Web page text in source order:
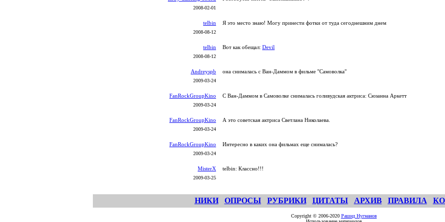
2008-02-01
telbin
2008-08-12
Я это место знаю! Могу принести фотки от туда сегоднешним днем
telbin
2008-08-12
Вот как обещал: Devil
Andreyspb
2009-03-24
она снималась с Ван-Даммом в фильме ''Самоволка''
FanRockGroupKino
2009-03-24
С Ван-Даммом в Самоволке снималась голивудская актриса: Сюзанна Аркетт
FanRockGroupKino
2009-03-24
А это советская актриса Светлана Николаева.
FanRockGroupKino
2009-03-24
Интересно в каких она фильмах еще снималась?
MisterX
2009-03-25
telbin: Классно!!!
НИКИ ОПРОСЫ РУБРИКИ ЦИТАТЫ АРХИВ ПРАВИЛА
Copyright © 2006-2020 Рашид Нугманов